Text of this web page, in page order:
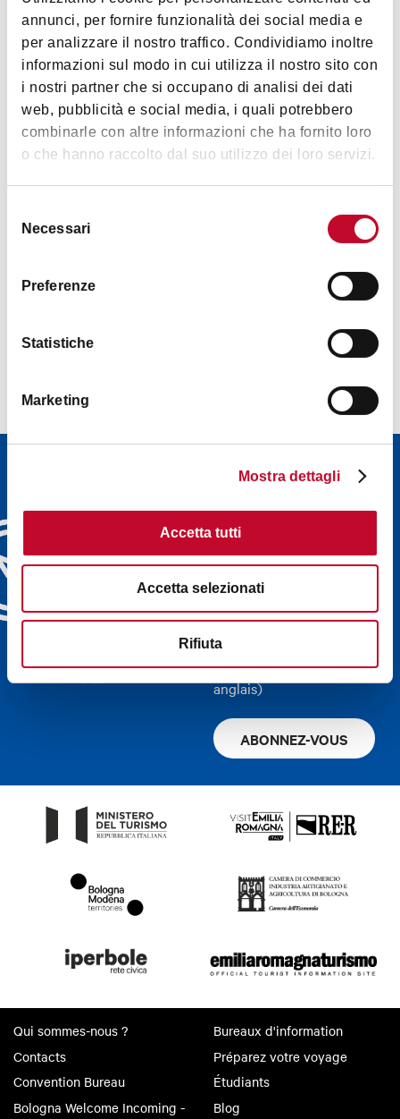
annunci, per fornire funzionalità dei social media e
per analizzare il nostro traffico. Condividiamo inoltre
informazioni sul modo in cui utilizza il nostro sito con
i nostri partner che si occupano di analisi dei dati
web, pubblicità e social media, i quali potrebbero
combinarle con altre informazioni che ha fornito loro
o che hanno raccolto dal suo utilizzo dei loro servizi.
delNecessari
Preferenze
Statistiche
Marketing
Mostra dettagli
Accetta tutti
Accetta selezionati
Rifiuta
Les lieux de l’Université la plus ancienne
d’Europe
BOLOGNE ITINÉRAIRE
Bulletin
Découvrez les newsletters
de Bologna Welcome et
convient le mieux:
événements, conseils,
visites guidées directement
dans votre boîte mail (en
anglais)
ABONNEZ-VOUS
Qui sommes-nous ?
Contacts
Convention Bureau
Bologna Welcome Incoming -
Bureaux d'information
Préparez votre voyage
Étudiants
Blog